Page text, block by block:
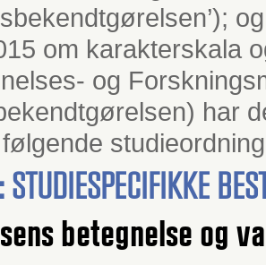
om karakterskala
og
har
STUDIESPECIFIKKE
betegnelse og